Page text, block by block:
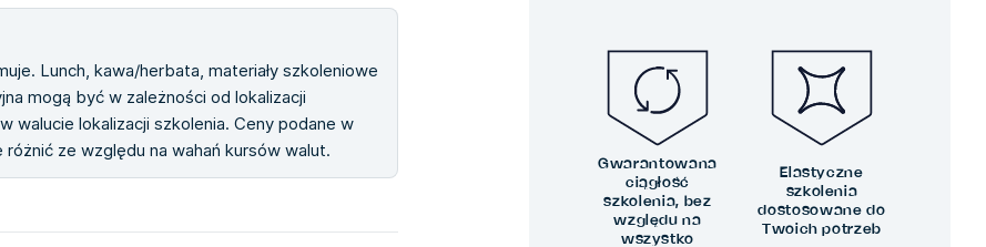
Lunch, kawa/herbata, materiały szkoleniowe
mogą być w zależności od lokalizacji
walucie lokalizacji szkolenia. Ceny podane w
ze względu na wahań kursów walut.
Gwarantowana
ciągłość
szkolenia, bez
względu na
wszystko
Elastyczne
szkolenia
dostosowane do
Twoich potrzeb